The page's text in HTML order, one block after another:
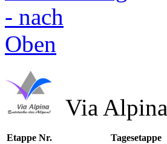
Via
Etappe Nr. Tagesetappe